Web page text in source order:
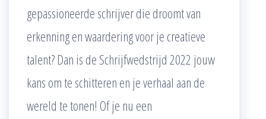
gepassioneerde schrijver die droomt van
erkenning en waardering voor je creatieve
talent? Dan is de Schrijfwedstrijd 2022 jouw
kans om te schitteren en je verhaal aan de
wereld te tonen! Of je nu een